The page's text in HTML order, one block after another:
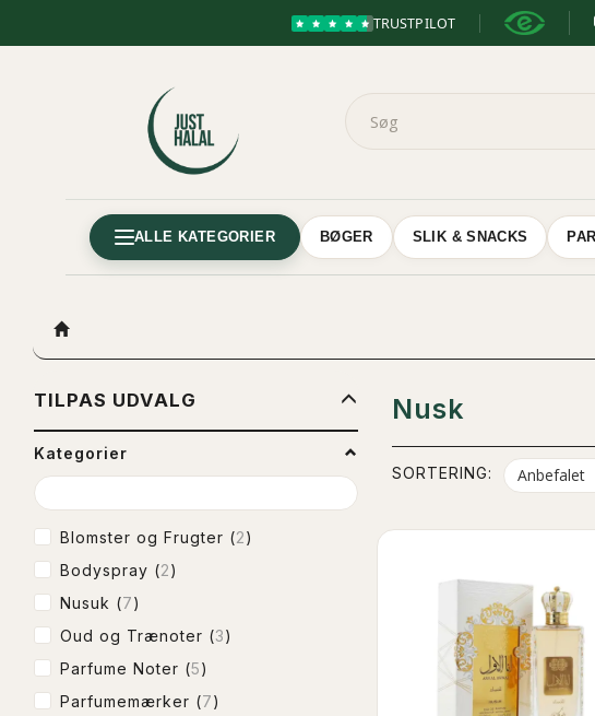
TRUSTPILOT
ALLE KATEGORIER BØGER SLIK & SNACKS
TILPAS UDVALG
SKIFTE
FILTER
Kategorier
Blomster og Frugter (2)
Bodyspray (2)
Nusuk (7)
Oud og Trænoter (3)
Parfume Noter (5)
Parfumemærker (7)
Nusk
SORTERING: